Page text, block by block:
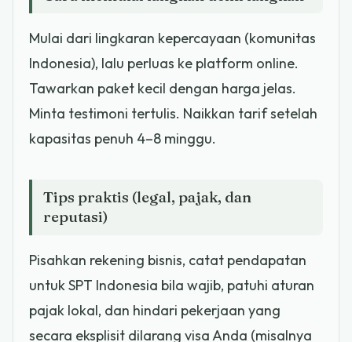
Mulai dari lingkaran kepercayaan (komunitas
Indonesia), lalu perluas ke platform online.
Tawarkan paket kecil dengan harga jelas.
Minta testimoni tertulis. Naikkan tarif setelah
kapasitas penuh 4–8 minggu.
Tips praktis (legal, pajak, dan
reputasi)
Pisahkan rekening bisnis, catat pendapatan
untuk SPT Indonesia bila wajib, patuhi aturan
pajak lokal, dan hindari pekerjaan yang
secara eksplisit dilarang visa Anda (misalnya